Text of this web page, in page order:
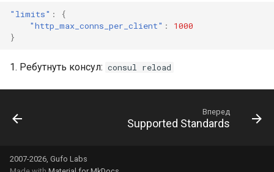
к
"limits" :
{
"http_max_conns_per_client" :
1000
}
1. Ребутнуть консул: consul reload
Вперед
Supported Standards
2007-2026, Gufo Labs